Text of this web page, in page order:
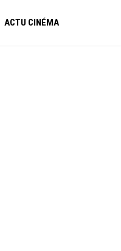
ACTU CINÉMA